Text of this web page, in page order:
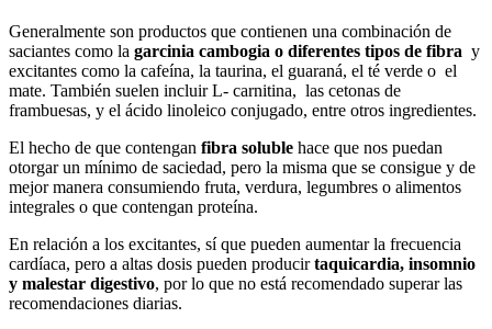
Generalmente son productos que contienen una combinación de
saciantes como la garcinia cambogia o diferentes tipos de fibra y
excitantes como la cafeína, la taurina, el guaraná, el té verde o el
mate. También suelen incluir L- carnitina, las cetonas de
frambuesas, y el ácido linoleico conjugado, entre otros ingredientes.
El hecho de que contengan fibra soluble hace que nos puedan
otorgar un mínimo de saciedad, pero la misma que se consigue y de
mejor manera consumiendo fruta, verdura, legumbres o alimentos
integrales o que contengan proteína.
En relación a los excitantes, sí que pueden aumentar la frecuencia
cardíaca, pero a altas dosis pueden producirtaquicardia, insomnio
y malestar digestivo, por lo que no está recomendado superar las
recomendaciones diarias.